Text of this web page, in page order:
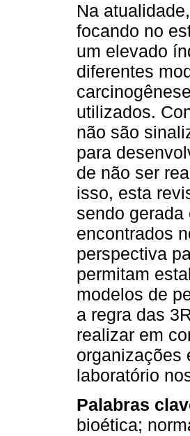
Na
focando no
um elevado
diferentes
utilizados.
não são
para
de não ser
isso, esta
sendo
encontrados
perspectiva
permitam
modelos de
a regra das
realizar em
organizações
laboratório
Palabras
bioética;